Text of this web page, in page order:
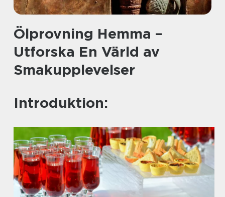
Ölprovning Hemma –
Utforska En Värld av
Smakupplevelser
Introduktion: